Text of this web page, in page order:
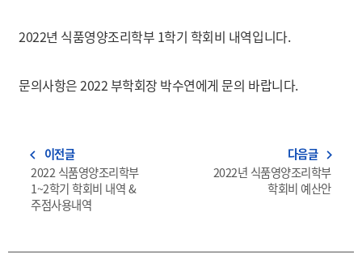
2022년 식품영양조리학부 1학기 학회비 내역입니다.
문의사항은 2022 부학회장 박수연에게 문의 바랍니다.
navigate_before 이전글
2022 식품영양조리학부
1~2학기 학회비 내역 &
주점사용내역
다음글 navigate_next
2022년 식품영양조리학부
학회비 예산안